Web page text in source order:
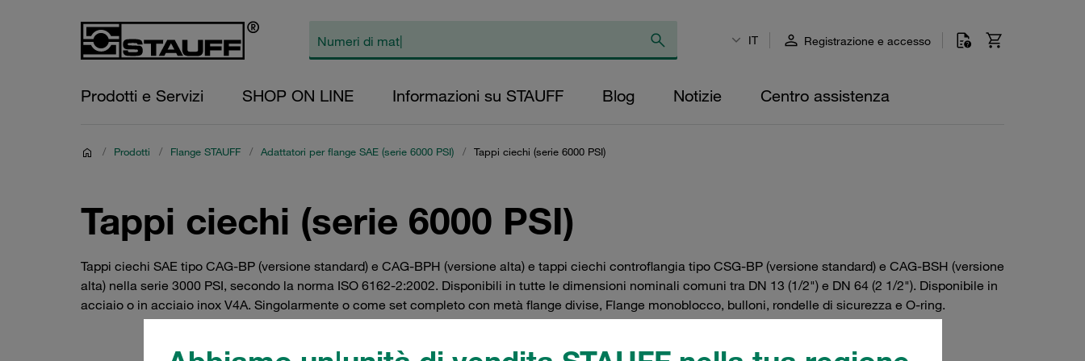
IT Registrazione e accesso
Prodotti e Servizi SHOP ON LINE Informazioni su STAUFF Blog Notizie Centro assistenza
/ Prodotti / Flange STAUFF / Adattatori per flange SAE (serie 6000 PSI) / Tappi ciechi (serie 6000 PSI)
Tappi ciechi (serie 6000 PSI)
Tappi ciechi SAE tipo CAG-BP (versione standard) e CAG-BPH (versione alta) e tappi ciechi controflangia tipo CSG-BP (versione standard) e CAG-BSH (versione
alta) nella serie 3000 PSI, secondo la norma ISO 6162-2:2002. Disponibili in tutte le dimensioni nominali comuni tra DN 13 (1/2") e DN 64 (2 1/2"). Disponibile in
acciaio o in acciaio inox V4A. Singolarmente o come set completo con metà flange divise, Flange monoblocco, bulloni, rondelle di sicurezza e O-ring.